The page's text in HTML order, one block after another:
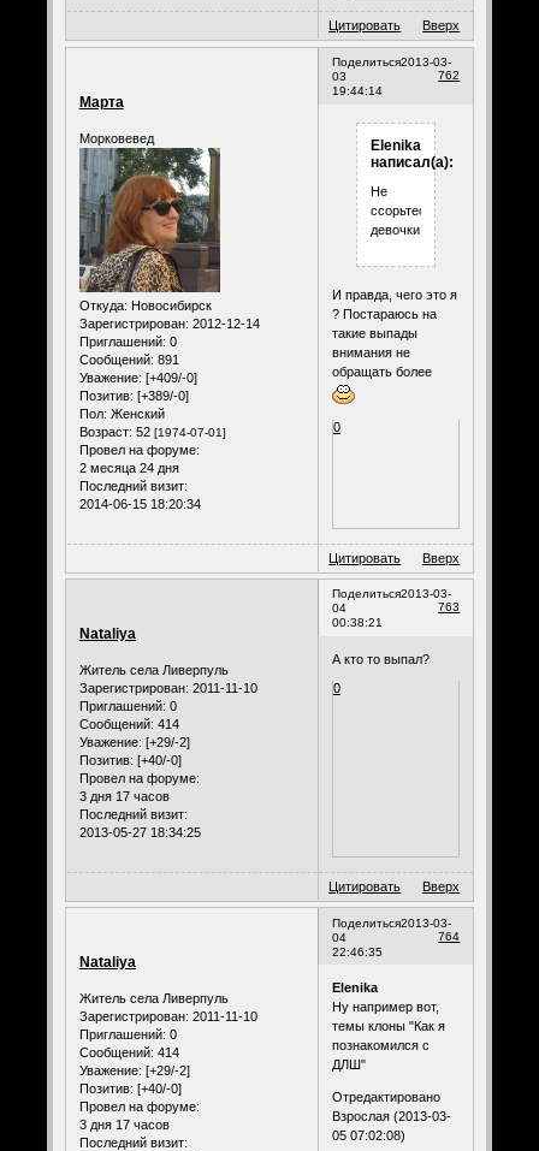
Цитировать Вверх
Поделиться
762
2013-03-
03
19:44:14
Марта
Морковевед
Откуда: Новосибирск
Зарегистрирован: 2012-12-14
Приглашений: 0
Сообщений: 891
Уважение: [+409/-0]
Позитив: [+389/-0]
Пол: Женский
Возраст: 52 [1974-07-01]
Провел на форуме:
2 месяца 24 дня
Последний визит:
2014-06-15 18:20:34
Elenika
написал(а):
Не
ссорьтесь,
девочки
И правда, чего это я
? Постараюсь на
такие выпады
внимания не
обращать более
0
Цитировать Вверх
Поделиться
763
2013-03-
04
00:38:21
Nataliya
Житель села Ливерпуль
Зарегистрирован: 2011-11-10
Приглашений: 0
Сообщений: 414
Уважение: [+29/-2]
Позитив: [+40/-0]
Провел на форуме:
3 дня 17 часов
Последний визит:
2013-05-27 18:34:25
А кто то выпал?
0
Цитировать Вверх
Поделиться
764
2013-03-
04
22:46:35
Nataliya
Житель села Ливерпуль
Зарегистрирован: 2011-11-10
Приглашений: 0
Сообщений: 414
Уважение: [+29/-2]
Позитив: [+40/-0]
Провел на форуме:
3 дня 17 часов
Последний визит:
Elenika
Ну например вот,
темы клоны "Как я
познакомился с
ДЛШ"
Отредактировано
Взрослая (2013-03-
05 07:02:08)